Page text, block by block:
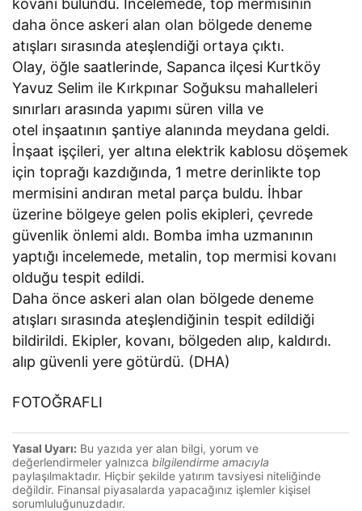
kovanı bulundu. İncelemede, top mermisinin
daha önce askeri alan olan bölgede deneme
atışları sırasında ateşlendiği ortaya çıktı.
Olay, öğle saatlerinde, Sapanca ilçesi Kurtköy
Yavuz Selim ile Kırkpınar Soğuksu mahalleleri
sınırları arasında yapımı süren villa ve
otel inşaatının şantiye alanında meydana geldi.
İnşaat işçileri, yer altına elektrik kablosu döşemek
için toprağı kazdığında, 1 metre derinlikte top
mermisini andıran metal parça buldu. İhbar
üzerine bölgeye gelen polis ekipleri, çevrede
güvenlik önlemi aldı. Bomba imha uzmanının
yaptığı incelemede, metalin, top mermisi kovanı
olduğu tespit edildi.
Daha önce askeri alan olan bölgede deneme
atışları sırasında ateşlendiğinin tespit edildiği
bildirildi. Ekipler, kovanı, bölgeden alıp, kaldırdı.
alıp güvenli yere götürdü. (DHA)
FOTOĞRAFLI
Yasal Uyarı: Bu yazıda yer alan bilgi, yorum ve
değerlendirmeler yalnızca bilgilendirme amacıyla
paylaşılmaktadır. Hiçbir şekilde yatırım tavsiyesi niteliğinde
değildir. Finansal piyasalarda yapacağınız işlemler kişisel
sorumluluğunuzdadır.